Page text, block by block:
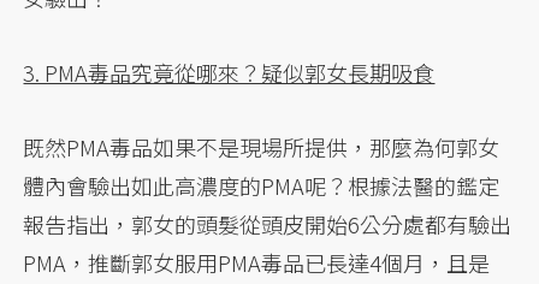
3. PMA毒品究竟從哪來？疑似郭女長期吸食
既然PMA毒品如果不是現場所提供，那麼為何郭女
體內會驗出如此高濃度的PMA呢？根據法醫的鑑定
報告指出，郭女的頭髮從頭皮開始6公分處都有驗出
PMA，推斷郭女服用PMA毒品已長達4個月，且是